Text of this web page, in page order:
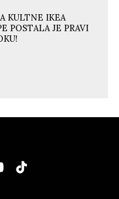
KULTNE IKEA
POSTALA JE PRAVI